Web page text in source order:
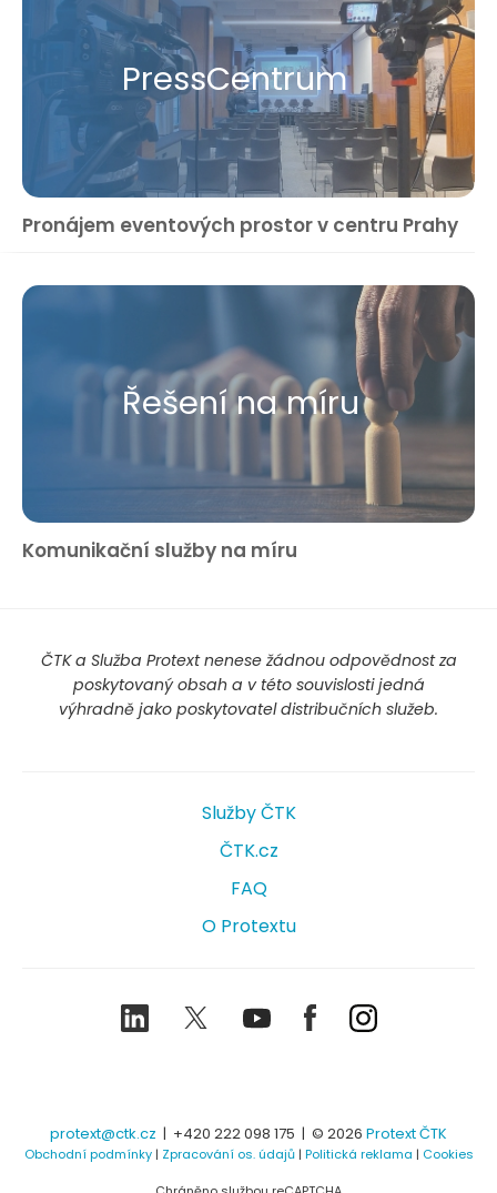
Press​Centrum
Pronájem eventových prostor v centru Prahy
Řešení na míru
Komunikační služby na míru
ČTK a Služba Protext nenese žádnou odpovědnost za
poskytovaný obsah a v této souvislosti jedná
výhradně jako poskytovatel distribučních služeb.
Služby ČTK
ČTK.cz
FAQ
O Protextu
LinkedIn TwitterYoutubeFacebookInstagram
protext@ctk.cz | +420 222 098 175 | © 2026 Protext ČTK
Obchodní podmínky| Zpracování os. údajů| Politická reklama | Cookies